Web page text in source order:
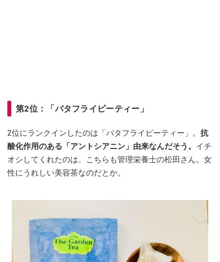
第2位：「バタフライピーティー」
2位にランクインしたのは「バタフライピーティー」。 抗
酸化作用のある「アントシアニン」由来なんだそう。 イチ
オシしてくれたのは、こちらも管理栄養士の松田さん。女
性にうれしい美容茶なのだとか。